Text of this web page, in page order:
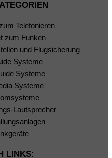
Telefonieren
zum Funken
und Flugsicherung
Systeme
Systeme
Systeme
Lautsprecher
LINKS: